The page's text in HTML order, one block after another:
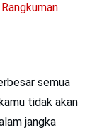
n
semua
tidak akan
jangka